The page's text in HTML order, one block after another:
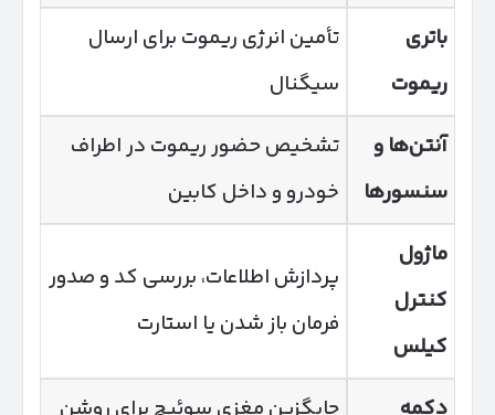
باتری
ریموت
تأمین انرژی ریموت برای ارسال
سیگنال
آنتن‌ها و
سنسورها
تشخیص حضور ریموت در اطراف
خودرو و داخل کابین
ماژول
کنترل
کیلس
پردازش اطلاعات، بررسی کد و صدور
فرمان باز شدن یا استارت
دکمه
جایگزین مغزی سوئیچ برای روشن